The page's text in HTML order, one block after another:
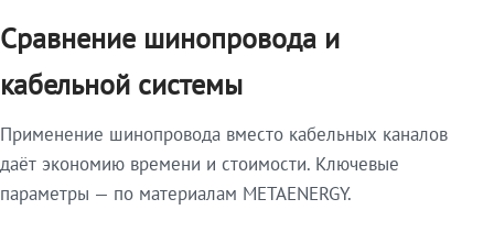
Сравнение шинопровода и
кабельной системы
Применение шинопровода вместо кабельных каналов
даёт экономию времени и стоимости. Ключевые
параметры — по материалам METAENERGY.